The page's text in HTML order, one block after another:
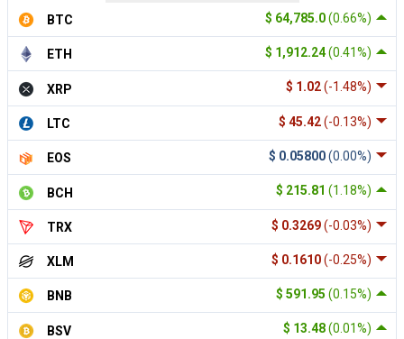
$ 64,785.0(0.66%)
BTC
$ 1,912.24(0.41%)
ETH
$ 1.02(-1.48%)
XRP
$ 45.42(-0.13%)
LTC
$ 0.05800(0.00%)
EOS
$ 215.81 (1.18%)
BCH
$ 0.3269(-0.03%)
TRX
$ 0.1610(-0.25%)
XLM
$ 591.95 (0.15%)
BNB
$ 13.48(0.01%)
BSV